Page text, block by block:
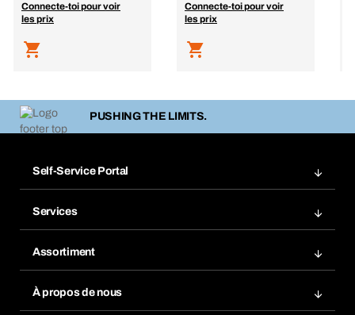
Connecte-toi pour voir
les prix
Connecte-toi pour voir
les prix
PUSHING THE LIMITS.
Self-Service Portal
Listes de commande
Commander à nouveau
Commandes à répétition
Services
Chemical Safety Management
Assortiment
À propos de nous